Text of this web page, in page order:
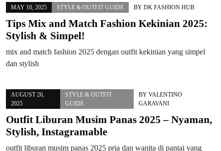
MAY 10, 2025 STYLE & OUTFIT GUIDE BY DK FASHION HUB
Tips Mix and Match Fashion Kekinian 2025:
Stylish & Simpel!
mix and match fashion 2025 dengan outfit kekinian yang simpel
dan stylish
AUGUST 26,
2025
STYLE & OUTFIT
GUIDE
BY VALENTINO
GARAVANI
Outfit Liburan Musim Panas 2025 – Nyaman,
Stylish, Instagramable
outfit liburan musim panas 2025 pria dan wanita di pantai yang